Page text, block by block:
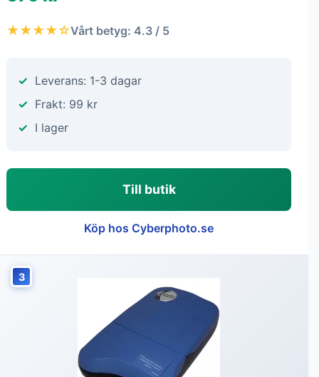
★★★★☆Vårt betyg: 4.3 / 5
Leverans: 1-3 dagar
Frakt: 99 kr
I lager
Till butik
Köp hos Cyberphoto.se
3